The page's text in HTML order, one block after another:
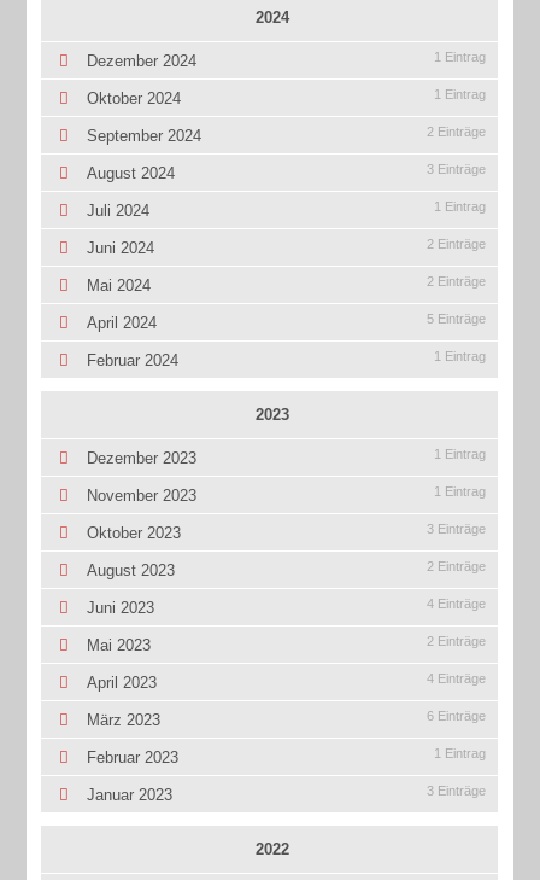
2024
Dezember 2024 1 Eintrag
Oktober 2024 1 Eintrag
September 2024 2 Einträge
August 2024 3 Einträge
Juli 2024 1 Eintrag
Juni 2024 2 Einträge
Mai 2024 2 Einträge
April 2024 5 Einträge
Februar 2024 1 Eintrag
2023
Dezember 2023 1 Eintrag
November 2023 1 Eintrag
Oktober 2023 3 Einträge
August 2023 2 Einträge
Juni 2023 4 Einträge
Mai 2023 2 Einträge
April 2023 4 Einträge
März 2023 6 Einträge
Februar 2023 1 Eintrag
Januar 2023 3 Einträge
2022